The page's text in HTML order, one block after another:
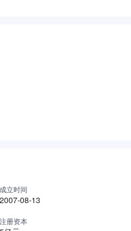
在野0day漏洞的APT攻击。
，提升我国的网络综合防御能力。
网络安全领域十余年来的实践和积
检验机制、安全互通标准和安全专
内知识共享和协同防御，通过组建
成立时间
2007-08-13
注册资本